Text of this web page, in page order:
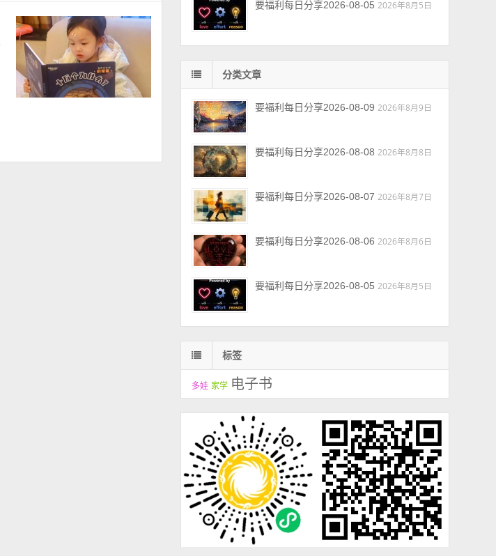
要福利每日分享2026-08-05 2026年8月5日
分类文章
要福利每日分享2026-08-09 2026年8月9日
要福利每日分享2026-08-08 2026年8月8日
要福利每日分享2026-08-07 2026年8月7日
要福利每日分享2026-08-06 2026年8月6日
要福利每日分享2026-08-05 2026年8月5日
标签
多娃 家学 电子书